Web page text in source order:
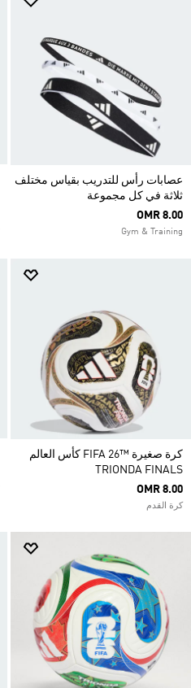
عصابات رأس للتدريب بقياس مختلف
ثلاثة في كل مجموعة
OMR 8.00
Gym & Training
كرة صغيرة ™26 FIFA كأس العالم
TRIONDA FINALS
OMR 8.00
كرة القدم